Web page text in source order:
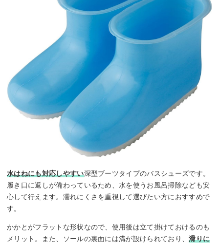
水はねにも対応しやすい深型ブーツタイプのバスシューズです。
履き口に返しが備わっているため、水を使うお風呂掃除なども安
心して行えます。濡れにくさを重視して選びたい方におすすめで
す。
かかとがフラットな形状なので、使用後は立て掛けておけるのも
メリット。また、ソールの裏面には溝が設けられており、滑りに